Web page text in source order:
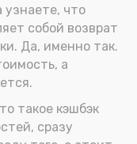
узнаете, что
собой возврат
Да, именно так.
а
такое кэшбэк
сразу